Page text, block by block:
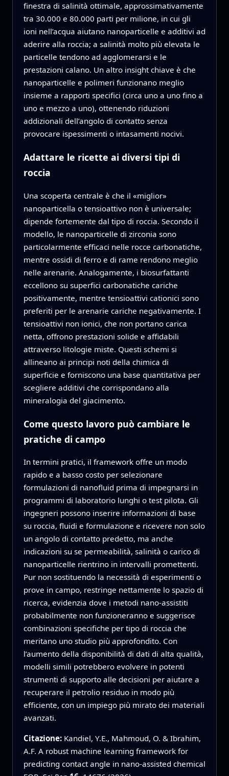
finestra di salinità ottimale, approssimativamente
tra 30.000 e 80.000 parti per milione, in cui gli
ioni nell’acqua aiutano nanoparticelle e additivi ad
aderire alla roccia; a salinità molto più elevata le
particelle tendono ad agglomerarsi e le
prestazioni calano. Un altro insight chiave è che
nanoparticelle e polimeri funzionano meglio
insieme a rapporti specifici (circa uno a uno fino a
uno e mezzo a uno), ottenendo riduzioni
addizionali dell’angolo di contatto senza
provocare ispessimenti o intasamenti nocivi.
Adattare le ricette ai diversi tipi di
roccia
Una scoperta centrale è che il «miglior»
nanoparticella o tensioattivo non è universale;
dipende fortemente dal tipo di roccia. Secondo il
modello, le nanoparticelle di zirconia sono
particolarmente efficaci nelle rocce carbonatiche,
mentre ossidi di ferro e di rame rendono meglio
nelle arenarie. Analogamente, i biosurfattanti
eccellono su superfici carbonatiche cariche
positivamente, mentre tensioattivi cationici sono
preferiti per le arenarie cariche negativamente. I
tensioattivi non ionici, che non portano carica
netta, offrono prestazioni solide e affidabili
attraverso litologie miste. Questi schemi si
allineano ai principi noti della chimica di
superficie e forniscono una base quantitativa per
scegliere additivi che corrispondano alla
mineralogia del giacimento.
Come questo lavoro può cambiare le
pratiche di campo
In termini pratici, il framework offre un modo
rapido e a basso costo per selezionare
formulazioni di nanofluid prima di impegnarsi in
programmi di laboratorio lunghi o test pilota. Gli
ingegneri possono inserire informazioni di base
su roccia, fluidi e formulazione e ricevere non solo
un angolo di contatto predetto, ma anche
indicazioni su se permeabilità, salinità o carico di
nanoparticelle rientrino in intervalli promettenti.
Pur non sostituendo la necessità di esperimenti o
prove in campo, restringe nettamente lo spazio di
ricerca, evidenzia dove i metodi nano‑assistiti
probabilmente non funzioneranno e suggerisce
combinazioni specifiche per tipo di roccia che
meritano uno studio più approfondito. Con
l’aumento della disponibilità di dati di alta qualità,
modelli simili potrebbero evolvere in potenti
strumenti di supporto alle decisioni per aiutare a
recuperare il petrolio residuo in modo più
efficiente, con un impiego più mirato dei materiali
avanzati.
Citazione: Kandiel, Y.E., Mahmoud, O. & Ibrahim,
A.F. A robust machine learning framework for
predicting contact angle in nano-assisted chemical